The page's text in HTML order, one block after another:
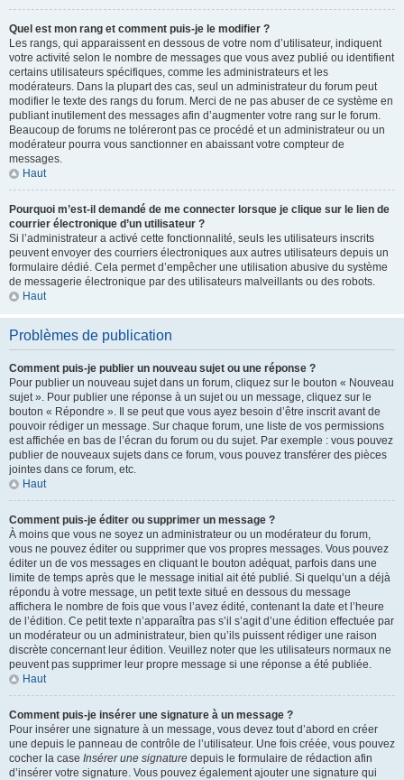
Quel est mon rang et comment puis-je le modifier ?
Les rangs, qui apparaissent en dessous de votre nom d’utilisateur, indiquent
votre activité selon le nombre de messages que vous avez publié ou identifient
certains utilisateurs spécifiques, comme les administrateurs et les
modérateurs. Dans la plupart des cas, seul un administrateur du forum peut
modifier le texte des rangs du forum. Merci de ne pas abuser de ce système en
publiant inutilement des messages afin d’augmenter votre rang sur le forum.
Beaucoup de forums ne toléreront pas ce procédé et un administrateur ou un
modérateur pourra vous sanctionner en abaissant votre compteur de
messages.
Haut
Pourquoi m’est-il demandé de me connecter lorsque je clique sur le lien de
courrier électronique d’un utilisateur ?
Si l’administrateur a activé cette fonctionnalité, seuls les utilisateurs inscrits
peuvent envoyer des courriers électroniques aux autres utilisateurs depuis un
formulaire dédié. Cela permet d’empêcher une utilisation abusive du système
de messagerie électronique par des utilisateurs malveillants ou des robots.
Haut
Problèmes de publication
Comment puis-je publier un nouveau sujet ou une réponse ?
Pour publier un nouveau sujet dans un forum, cliquez sur le bouton « Nouveau
sujet ». Pour publier une réponse à un sujet ou un message, cliquez sur le
bouton « Répondre ». Il se peut que vous ayez besoin d’être inscrit avant de
pouvoir rédiger un message. Sur chaque forum, une liste de vos permissions
est affichée en bas de l’écran du forum ou du sujet. Par exemple : vous pouvez
publier de nouveaux sujets dans ce forum, vous pouvez transférer des pièces
jointes dans ce forum, etc.
Haut
Comment puis-je éditer ou supprimer un message ?
À moins que vous ne soyez un administrateur ou un modérateur du forum,
vous ne pouvez éditer ou supprimer que vos propres messages. Vous pouvez
éditer un de vos messages en cliquant le bouton adéquat, parfois dans une
limite de temps après que le message initial ait été publié. Si quelqu’un a déjà
répondu à votre message, un petit texte situé en dessous du message
affichera le nombre de fois que vous l’avez édité, contenant la date et l’heure
de l’édition. Ce petit texte n’apparaîtra pas s’il s’agit d’une édition effectuée par
un modérateur ou un administrateur, bien qu’ils puissent rédiger une raison
discrète concernant leur édition. Veuillez noter que les utilisateurs normaux ne
peuvent pas supprimer leur propre message si une réponse a été publiée.
Haut
Comment puis-je insérer une signature à un message ?
Pour insérer une signature à un message, vous devez tout d’abord en créer
une depuis le panneau de contrôle de l’utilisateur. Une fois créée, vous pouvez
cocher la case Insérer une signature depuis le formulaire de rédaction afin
d’insérer votre signature. Vous pouvez également ajouter une signature qui